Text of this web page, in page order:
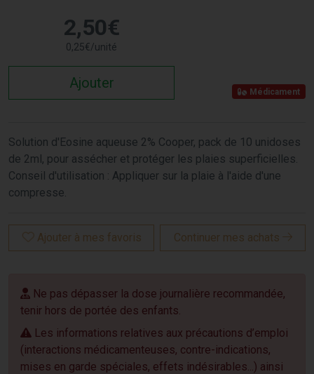
2,50€
0,25€/unité
Ajouter
Médicament
Solution d'Eosine aqueuse 2% Cooper, pack de 10 unidoses
de 2ml, pour assécher et protéger les plaies superficielles.
Conseil d'utilisation : Appliquer sur la plaie à l'aide d'une
compresse.
Ajouter à mes favoris Continuer mes achats
Ne pas dépasser la dose journalière recommandée,
tenir hors de portée des enfants.
Les informations relatives aux précautions d’emploi
(interactions médicamenteuses, contre-indications,
mises en garde spéciales, effets indésirables...) ainsi